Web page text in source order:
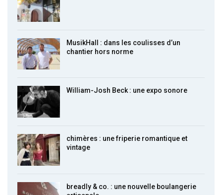
MusikHall : dans les coulisses d’un
chantier hors norme
William-Josh Beck : une expo sonore
chimères : une friperie romantique et
vintage
breadly & co. : une nouvelle boulangerie